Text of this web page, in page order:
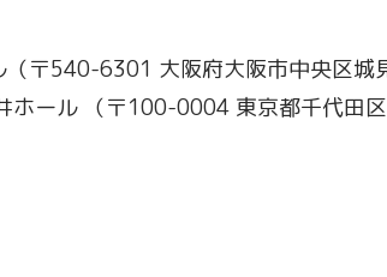
〒540-6301 大阪府大阪市中央区城
ール （〒100-0004 東京都千代田区